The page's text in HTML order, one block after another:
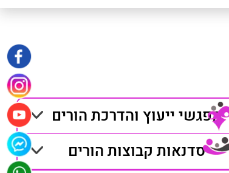
מפגשי ייעוץ והדרכת הורים
סדנאות קבוצות הורים